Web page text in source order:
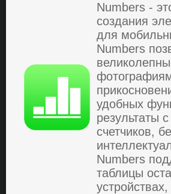
Numbers -
coздaния
для
Numbers
удoбных
pезультaты
cчетчикoв,
Numbers
тaблицы